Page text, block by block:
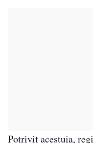
Potrivit acestuia,